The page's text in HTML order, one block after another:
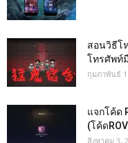
สอนวิธีโ
โทรศัพท์
กุมภาพันธ์
แจกโค้ด
(โค้ด
สิงหาคม 3,